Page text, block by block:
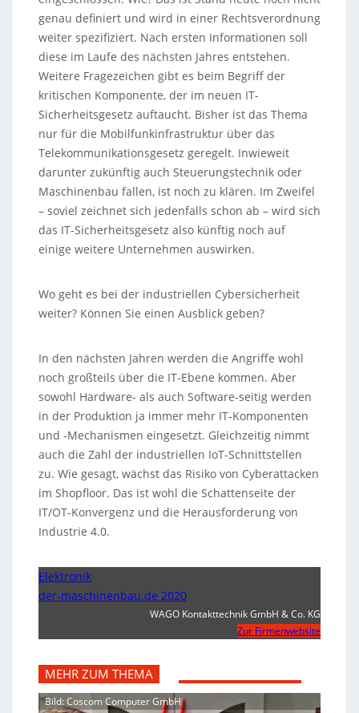
genau definiert und wird in einer Rechtsverordnung
weiter spezifiziert. Nach ersten Informationen soll
diese im Laufe des nächsten Jahres entstehen.
Weitere Fragezeichen gibt es beim Begriff der
kritischen Komponente, der im neuen IT-
Sicherheitsgesetz auftaucht. Bisher ist das Thema
nur für die Mobilfunkinfrastruktur über das
Telekommunikationsgesetz geregelt. Inwieweit
darunter zukünftig auch Steuerungstechnik oder
Maschinenbau fallen, ist noch zu klären. Im Zweifel
– soviel zeichnet sich jedenfalls schon ab – wird sich
das IT-Sicherheitsgesetz also künftig noch auf
einige weitere Unternehmen auswirken.
Wo geht es bei der industriellen Cybersicherheit
weiter? Können Sie einen Ausblick geben?
In den nächsten Jahren werden die Angriffe wohl
noch großteils über die IT-Ebene kommen. Aber
sowohl Hardware- als auch Software-seitig werden
in der Produktion ja immer mehr IT-Komponenten
und -Mechanismen eingesetzt. Gleichzeitig nimmt
auch die Zahl der industriellen IoT-Schnittstellen
zu. Wie gesagt, wächst das Risiko von Cyberattacken
im Shopfloor. Das ist wohl die Schattenseite der
IT/OT-Konvergenz und die Herausforderung von
Industrie 4.0.
Elektronik
der-maschinenbau.de 2020
WAGO Kontakttechnik GmbH & Co. KG
Zur Firmenwebsite
MEHR ZUM THEMA
Bild: Coscom Computer GmbH